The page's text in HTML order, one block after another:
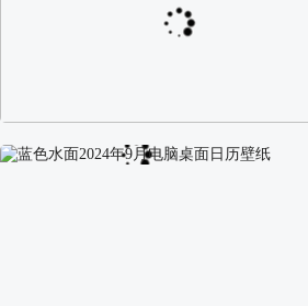
阿尔卑斯山区自然风景壁纸